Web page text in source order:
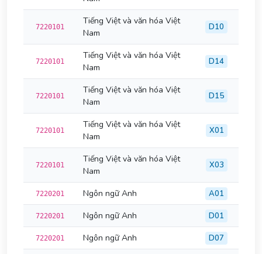
7220101
Tiếng Việt và văn hóa Việt
Nam
D10
7220101
Tiếng Việt và văn hóa Việt
Nam
D14
7220101
Tiếng Việt và văn hóa Việt
Nam
D15
7220101
Tiếng Việt và văn hóa Việt
Nam
X01
7220101
Tiếng Việt và văn hóa Việt
Nam
X03
7220201 Ngôn ngữ Anh A01
7220201 Ngôn ngữ Anh D01
7220201 Ngôn ngữ Anh D07